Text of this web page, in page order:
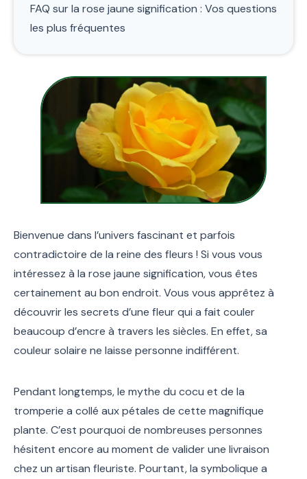
FAQ sur la rose jaune signification : Vos questions
les plus fréquentes
Bienvenue dans l’univers fascinant et parfois
contradictoire de la reine des fleurs ! Si vous vous
intéressez à la rose jaune signification, vous êtes
certainement au bon endroit. Vous vous apprêtez à
découvrir les secrets d’une fleur qui a fait couler
beaucoup d’encre à travers les siècles. En effet, sa
couleur solaire ne laisse personne indifférent.
Pendant longtemps, le mythe du cocu et de la
tromperie a collé aux pétales de cette magnifique
plante. C’est pourquoi de nombreuses personnes
hésitent encore au moment de valider une livraison
chez un artisan fleuriste. Pourtant, la symbolique a